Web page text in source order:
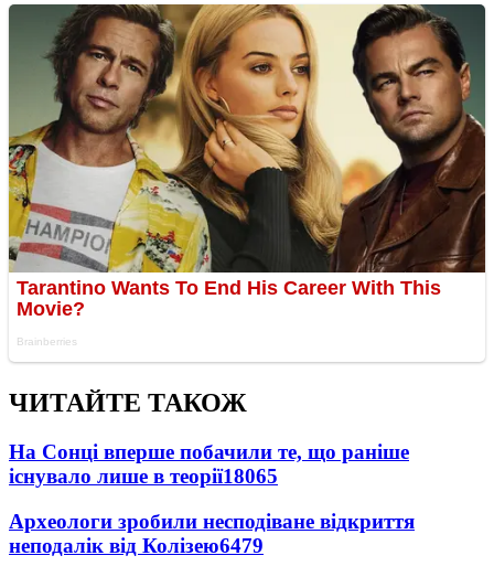
ЧИТАЙТЕ ТАКОЖ
На Сонці вперше побачили те, що раніше
існувало лише в теорії18065
Археологи зробили несподіване відкриття
неподалік від Колізею6479